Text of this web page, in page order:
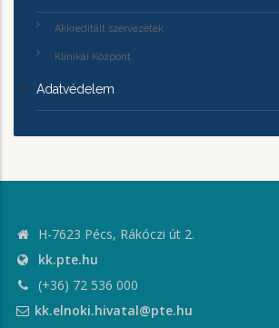
Akkreditált szervezetek
Klinikai Központ
Adatvédelem
H-7623 Pécs, Rákóczi út 2.
kk.pte.hu
(+36) 72 536 000
kk.elnoki.hivatal@pte.hu